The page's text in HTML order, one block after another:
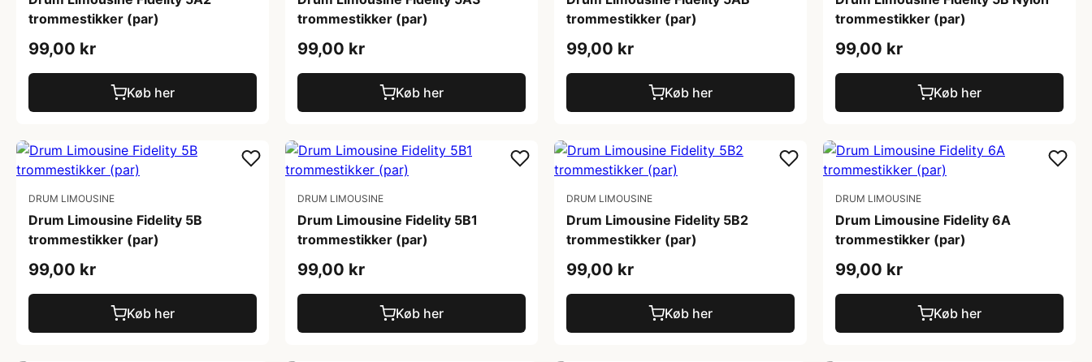
trommestikker (par)
99,00 kr
Køb her
trommestikker (par)
99,00 kr
Køb her
trommestikker (par)
99,00 kr
Køb her
trommestikker (par)
99,00 kr
Køb her
DRUM LIMOUSINE
Drum Limousine Fidelity 5B
trommestikker (par)
99,00 kr
Køb her
DRUM LIMOUSINE
Drum Limousine Fidelity 5B1
trommestikker (par)
99,00 kr
Køb her
DRUM LIMOUSINE
Drum Limousine Fidelity 5B2
trommestikker (par)
99,00 kr
Køb her
DRUM LIMOUSINE
Drum Limousine Fidelity 6A
trommestikker (par)
99,00 kr
Køb her